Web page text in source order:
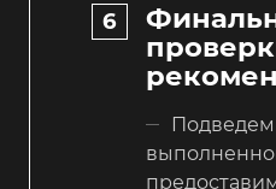
Подведем